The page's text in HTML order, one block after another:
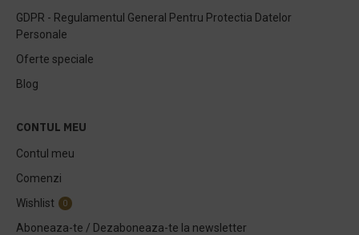
GDPR - Regulamentul General Pentru Protectia Datelor
Personale
Oferte speciale
Blog
CONTUL MEU
Contul meu
Comenzi
Wishlist
0
Aboneaza-te / Dezaboneaza-te la newsletter